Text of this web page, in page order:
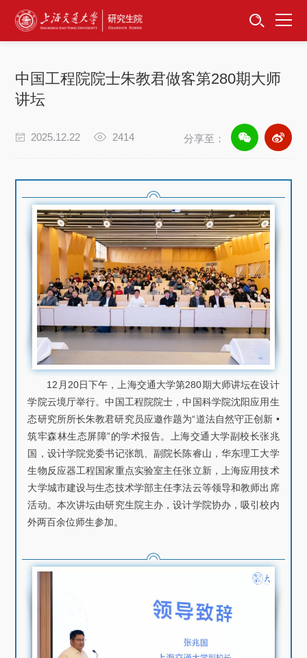
首页
招生工作
卓越工程师
专项工作
信息公开
关于我们
选择身份
下载中心 联系我们 EN
中国工程院院士朱教君做客第280期大师
讲坛
2025.12.22 2414 分享至：
12月20日下午，上海交通大学第280期大师讲坛在设计
学院云境厅举行。中国工程院院士，中国科学院沈阳应用生
态研究所所长朱教君研究员应邀作题为“道法自然守正创新 •
筑牢森林生态屏障”的学术报告。上海交通大学副校长张兆
国，设计学院党委书记张凯、副院长陈睿山，华东理工大学
生物反应器工程国家重点实验室主任张立新，上海应用技术
大学城市建设与生态技术学部主任李法云等领导和教师出席
活动。本次讲坛由研究生院主办，设计学院协办，吸引校内
外两百余位师生参加。